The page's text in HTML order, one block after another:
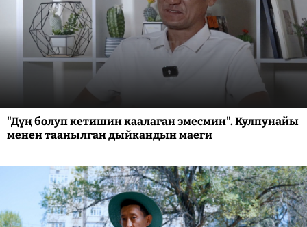
"Дүң болуп кетишин каалаган эмесмин". Кулпунайы
менен таанылган дыйкандын маеги